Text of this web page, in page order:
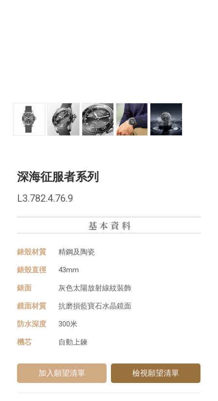
深海征服者系列
L3.782.4.76.9
基本資料
錶殼材質 精鋼及陶瓷
錶殼直徑 43mm
錶⾯ 灰⾊太陽放射線紋裝飾
鏡⾯材質 抗磨損藍寶⽯⽔晶鏡⾯
防水深度 300米
機芯 ⾃動上鍊
檢視願望清單